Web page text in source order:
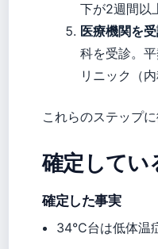
下が2週間以
医療機関を
科を受診。
リニック（
これらのステップ
確定してい
確定した事実
34°C台は低体温